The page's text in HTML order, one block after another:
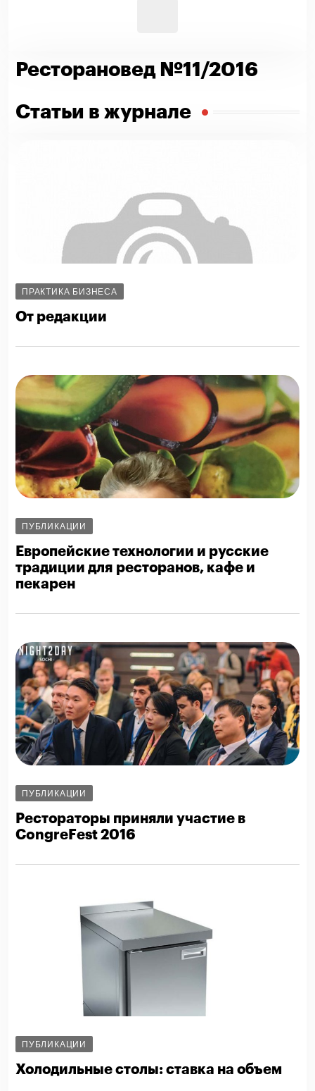
Ресторановед №11/2016
Статьи в журнале
ПРАКТИКА БИЗНЕСА
От редакции
ПУБЛИКАЦИИ
Европейские технологии и русские
традиции для ресторанов, кафе и
пекарен
ПУБЛИКАЦИИ
Рестораторы приняли участие в
CongreFest 2016
ПУБЛИКАЦИИ
Холодильные столы: ставка на объем